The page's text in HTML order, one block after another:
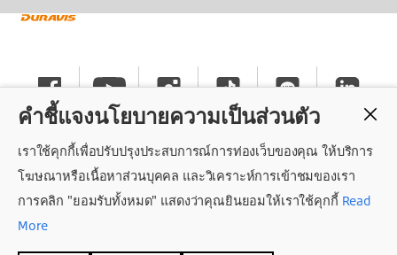
คำชี้แจงนโยบายความเป็นส่วนตัว
เราใช้คุกกี้เพื่อปรับปรุงประสบการณ์การท่องเว็บของคุณ ให้บริการ
โฆษณาหรือเนื้อหาส่วนบุคคล และวิเคราะห์การเข้าชมของเรา
การคลิก "ยอมรับทั้งหมด" แสดงว่าคุณยินยอมให้เราใช้คุกกี้ Read
More
ยางรถ SUV/CUV/4x4
ยางรถบรรทุกและรถโดยสาร
แค็ตตาล็อกยางรถยนต์
ยางรถยนต์ประหยัดน้ำมัน
ยางรถออฟโรด
ยางรันแฟลต
คำแนะนำทั่วไปเกี่ยวกับการใช้ยาง
นโยบายความเป็นส่วนตัว
ถอนความยินยอม
สิทธิ์การเข้าถึงข้อมูลส่วนบุคคล
ข่าวประชาสัมพันธ์
ร่วมงานกับบริดจสโตน
ศูนย์บริการค็อกพิท